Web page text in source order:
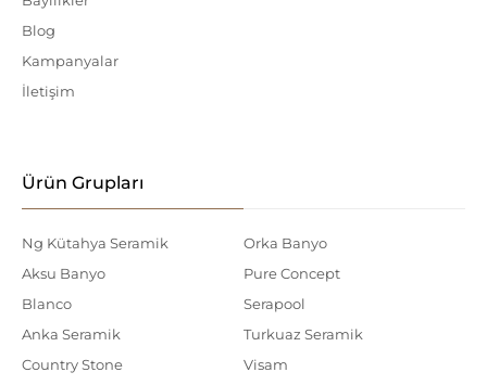
Blog
Kampanyalar
İletişim
Ürün Grupları
Ng Kütahya Seramik
Aksu Banyo
Blanco
Anka Seramik
Country Stone
Orka Banyo
Pure Concept
Serapool
Turkuaz Seramik
Visam